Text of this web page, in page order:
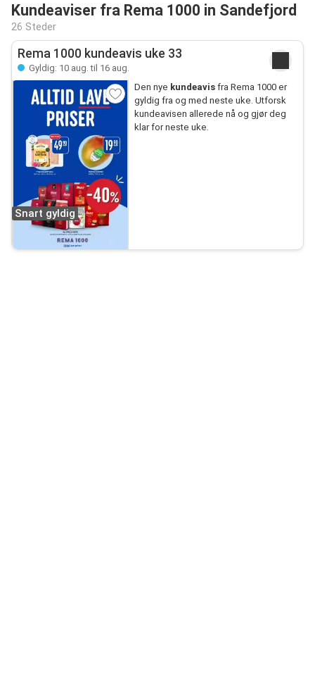
Kundeaviser fra Rema 1000 in Sandefjord
26 Steder
Rema 1000 kundeavis uke 33
Gyldig: 10 aug. til 16 aug.
Snart gyldig
Den nye kundeavisfra Rema 1000 er
gyldig fra og med neste uke. Utforsk
kundeavisen allerede nå og gjør deg
klar for neste uke.